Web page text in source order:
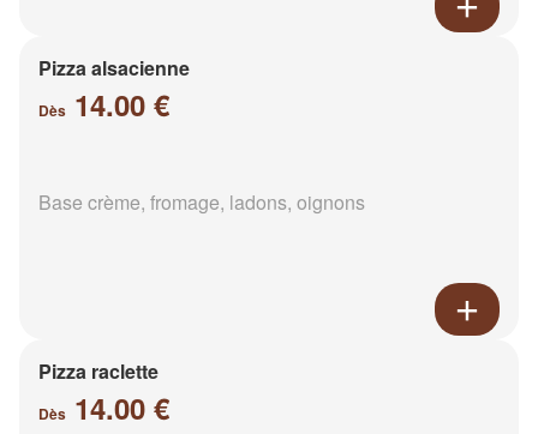
Pizza alsacienne
Dès 14.00 €
Base crème, fromage, ladons, oignons
Pizza raclette
Dès 14.00 €